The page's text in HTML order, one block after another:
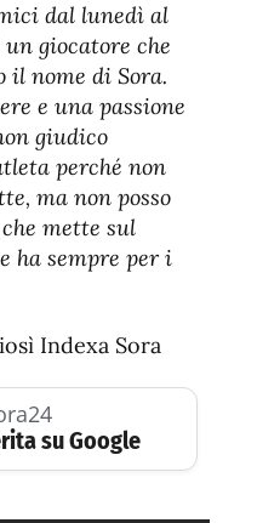
dal lunedì al
giocatore che
il nome di Sora.
e una passione
giudico
perché non
ma non posso
mette sul
ha sempre per i
Indexa Sora
su Google